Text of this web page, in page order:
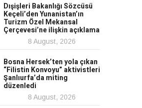
Dışişleri Bakanlığı Sözcüsü
Keçeli’den Yunanistan’ın
Turizm Özel Mekansal
Çerçevesi’ne ilişkin açıklama
8 August, 2026
Bosna Hersek’ten yola çıkan
“Filistin Konvoyu” aktivistleri
Şanlıurfa’da miting
düzenledi
8 August, 2026